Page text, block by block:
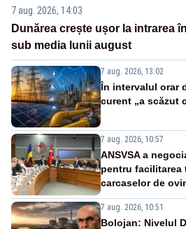
7 aug. 2026, 14:03
Dunărea crește ușor la intrarea
sub media lunii august
7 aug. 2026, 13:02
În intervalul orar
curent „a scăzut
7 aug. 2026, 10:57
ANSVSA a
pentru facilitarea
carcaselor de
7 aug. 2026, 10:51
Bolojan: Nivelul